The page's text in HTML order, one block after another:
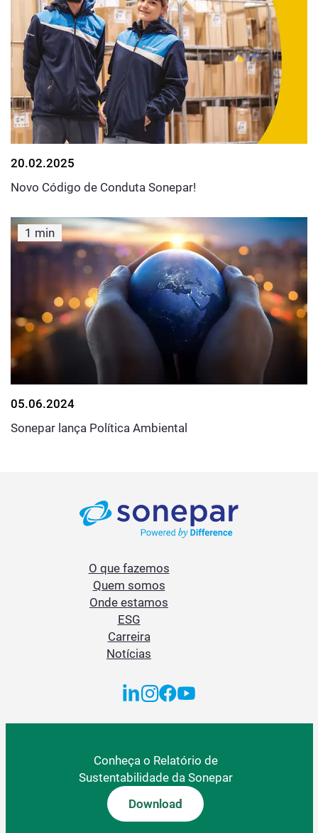
20.02.2025
Novo Código de Conduta Sonepar!
1 min
05.06.2024
Sonepar lança Política Ambiental
O que fazemos
Quem somos
Onde estamos
ESG
Carreira
Notícias
Conheça o Relatório de
Sustentabilidade da Sonepar
Download